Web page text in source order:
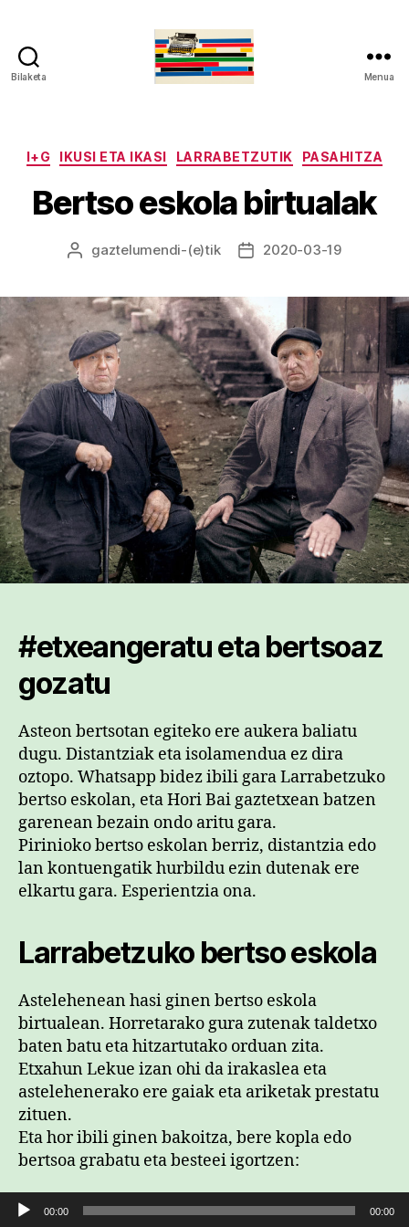
Bilaketa Menua
Kategoriak
I+G IKUSI ETA IKASI LARRABETZUTIK PASAHITZA
Bertso eskola birtualak
Argitalpenaren
gaztelumendi-(e)tik
Argitalpenaren
2020-03-19
#etxeangeratu eta bertsoaz
gozatu
Asteon bertsotan egiteko ere aukera baliatu
dugu. Distantziak eta isolamendua ez dira
oztopo. Whatsapp bidez ibili gara Larrabetzuko
bertso eskolan, eta Hori Bai gaztetxean batzen
garenean bezain ondo aritu gara.
Pirinioko bertso eskolan berriz, distantzia edo
lan kontuengatik hurbildu ezin dutenak ere
elkartu gara. Esperientzia ona.
Larrabetzuko bertso eskola
Astelehenean hasi ginen bertso eskola
birtualean. Horretarako gura zutenak taldetxo
baten batu eta hitzartutako orduan zita.
Etxahun Lekue izan ohi da irakaslea eta
astelehenerako ere gaiak eta ariketak prestatu
zituen.
Eta hor ibili ginen bakoitza, bere kopla edo
bertsoa grabatu eta besteei igortzen:
Soinu erreproduzigailua
00:00 00:00